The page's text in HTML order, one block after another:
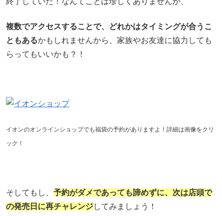
複数でアクセスすることで、どれかはタイミングが合うこ
ともあるかもしれませんから、家族やお友達に協力しても
らってもいいかも？！
イオンのオンラインショップでも福袋の予約がありますよ！詳細は画像をクリ
ック！
そしてもし、 予約がダメであっても諦めずに、次は店頭で
の発売日に再チャレンジしてみましょう！